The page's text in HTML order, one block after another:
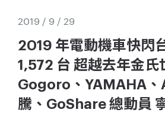
2019 / 9 / 29
2019 年電動機車快閃
1,572 台 超越去年金氏
Gogoro、YAMAHA
騰、GoShare 總動員